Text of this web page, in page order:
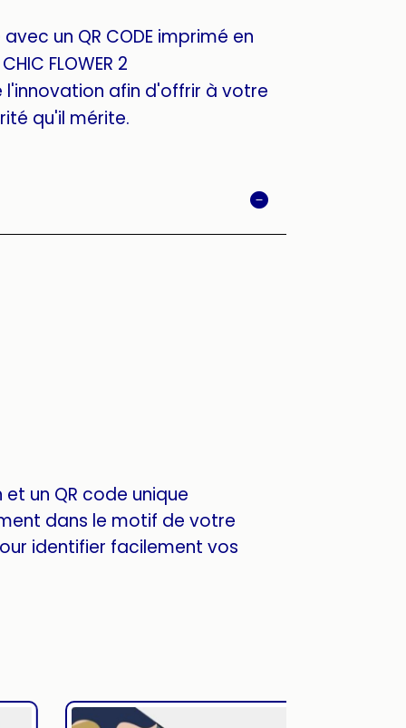
un QR CODE imprimé en
FLOWER 2
l'innovation afin d'offrir à votre
qu'il mérite.
un QR code unique
dans le motif de votre
identifier facilement vos